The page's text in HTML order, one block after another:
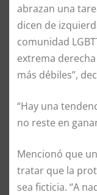
abrazan una
dicen de
comunidad
extrema
más débiles”,
“Hay una
no reste en
Mencionó que
tratar que la
sea ficticia. “A